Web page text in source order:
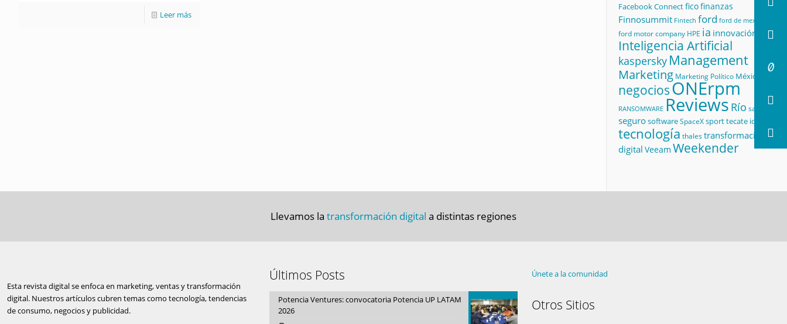
Leer más
Facebook Connectficofinanzas
Finnosummit Fintech ford ford de mexico
ford motor company HPE ia innovación
Inteligencia Artificial
kaspersky Management
Marketing Marketing Político México
negociosONErpm
RANSOMWARE Reviews Río salud
segurosoftwareSpaceXsporttecate id
tecnología thalestransformación
digital Veeam Weekender
Llevamos la transformación digital a distintas regiones
Esta revista digital se enfoca en marketing, ventas y transformación
digital. Nuestros artículos cubren temas como tecnología, tendencias
de consumo, negocios y publicidad.
Últimos Posts
Potencia Ventures: convocatoria Potencia UP LATAM
2026
Únete a la comunidad
Otros Sitios